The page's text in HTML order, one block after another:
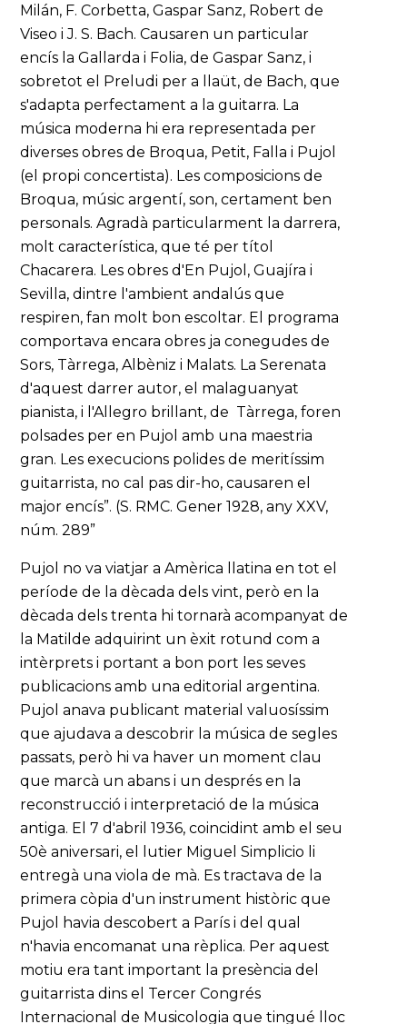
Milán, F. Corbetta, Gaspar Sanz, Robert de
Viseo i J. S. Bach. Causaren un particular
encís la Gallarda i Folia, de Gaspar Sanz, i
sobretot el Preludi per a llaüt, de Bach, que
s'adapta perfectament a la guitarra. La
música moderna hi era representada per
diverses obres de Broqua, Petit, Falla i Pujol
(el propi concertista). Les composicions de
Broqua, músic argentí, son, certament ben
personals. Agradà particularment la darrera,
molt característica, que té per títol
Chacarera. Les obres d'En Pujol, Guajíra i
Sevilla, dintre l'ambient andalús que
respiren, fan molt bon escoltar. El programa
comportava encara obres ja conegudes de
Sors, Tàrrega, Albèniz i Malats. La Serenata
d'aquest darrer autor, el malaguanyat
pianista, i l'Allegro brillant, de Tàrrega, foren
polsades per en Pujol amb una maestria
gran. Les execucions polides de meritíssim
guitarrista, no cal pas dir-ho, causaren el
major encís”. (S. RMC. Gener 1928, any XXV,
núm. 289”
Pujol no va viatjar a Amèrica llatina en tot el
període de la dècada dels vint, però en la
dècada dels trenta hi tornarà acompanyat de
la Matilde adquirint un èxit rotund com a
intèrprets i portant a bon port les seves
publicacions amb una editorial argentina.
Pujol anava publicant material valuosíssim
que ajudava a descobrir la música de segles
passats, però hi va haver un moment clau
que marcà un abans i un després en la
reconstrucció i interpretació de la música
antiga. El 7 d'abril 1936, coincidint amb el seu
50è aniversari, el lutier Miguel Simplicio li
entregà una viola de mà. Es tractava de la
primera còpia d'un instrument històric que
Pujol havia descobert a París i del qual
n'havia encomanat una rèplica. Per aquest
motiu era tant important la presència del
guitarrista dins el Tercer Congrés
Internacional de Musicologia que tingué lloc